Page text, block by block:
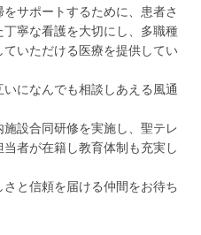
サポートするために、患者さ
寧な看護を大切にし、多職種
いただける医療を提供してい
になんでも相談しあえる風通
設合同研修を実施し、聖テレ
者が在籍し教育体制も充実し
と信頼を届ける仲間をお待ち